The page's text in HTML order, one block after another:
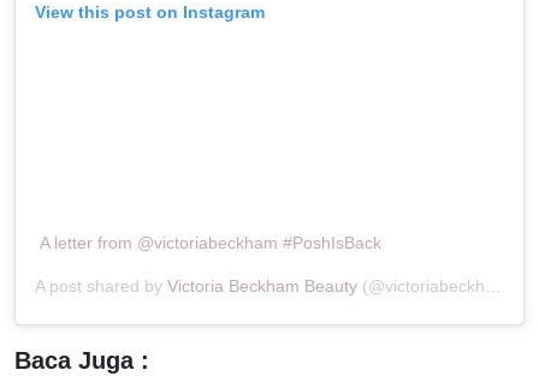
View this post on Instagram
A letter from @victoriabeckham #PoshIsBack
A post shared by Victoria Beckham Beauty (@victoriabeckhambeauty) on
Baca Juga :